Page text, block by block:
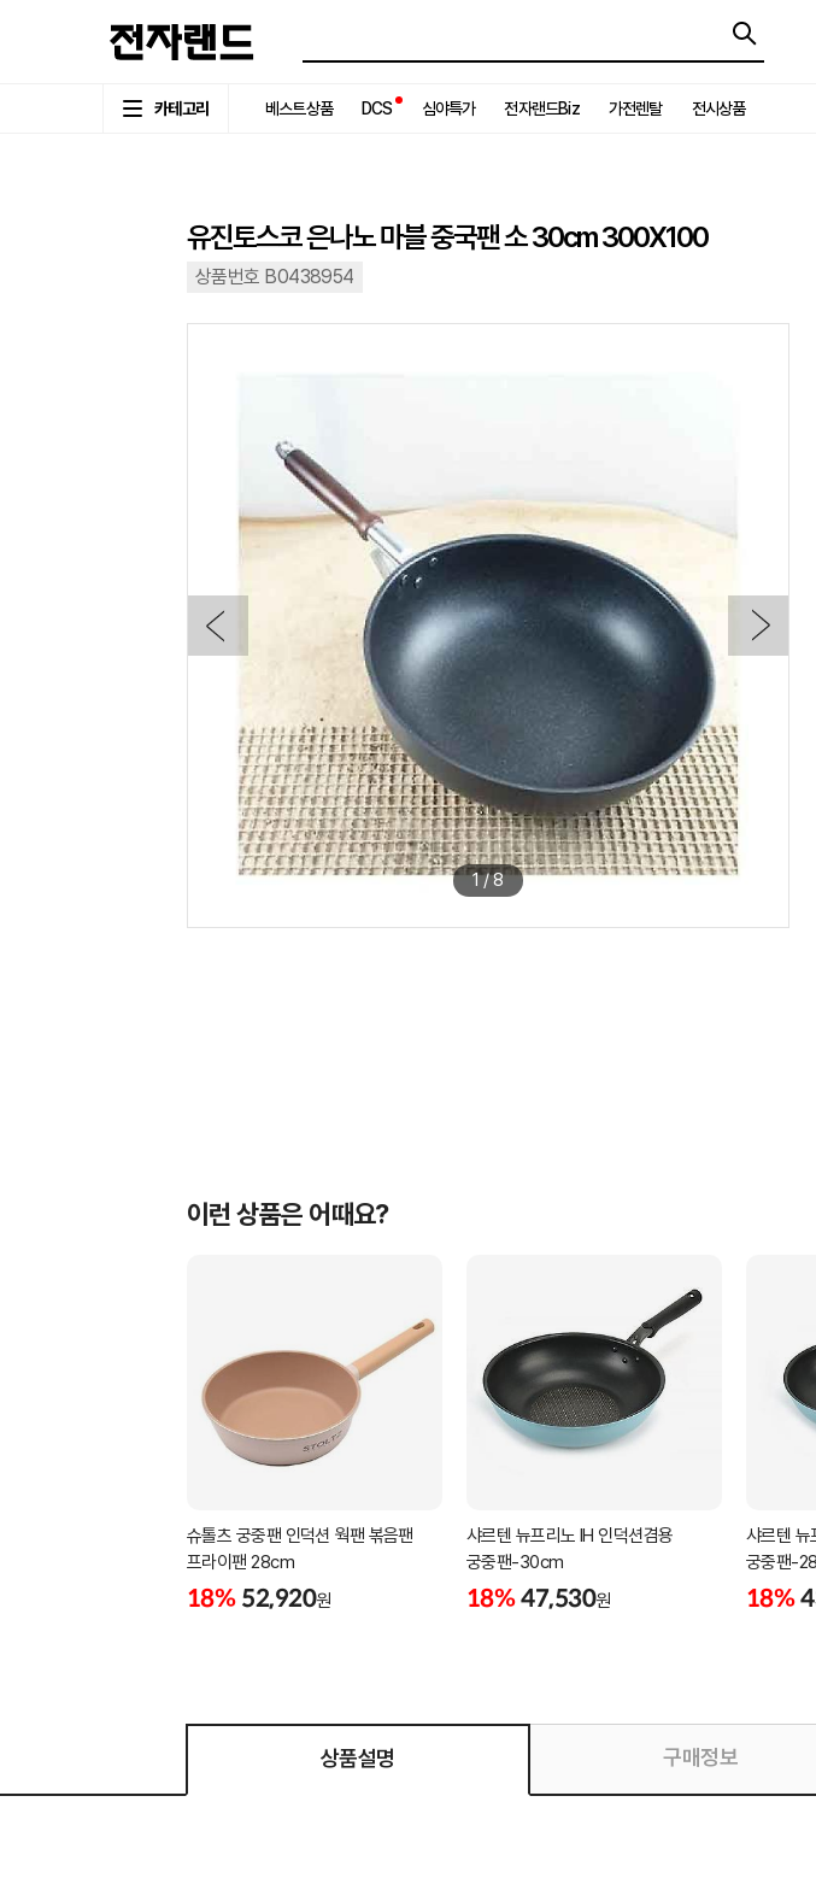
카테고리 베스트상품 DCS 심야특가 전자랜드Biz 가전렌탈 전시상품
유진토스코 은나노 마블 중국팬 소 30cm 300X100
상품번호 B0438954
1/8
이런 상품은 어때요?
슈톨츠 궁중팬 인덕션 웍팬 볶음팬
프라이팬 28cm
18% 52,920원
샤르텐 뉴프리노 IH 인덕션겸용
궁중팬-30cm
18% 47,530원
샤르텐 뉴
궁중팬-
18%
상품설명 구매정보